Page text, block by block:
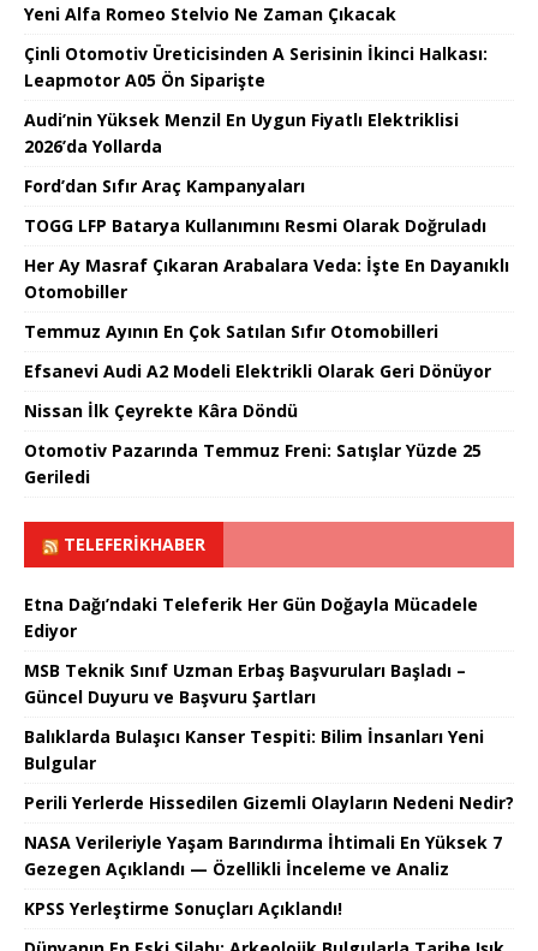
Yeni Alfa Romeo Stelvio Ne Zaman Çıkacak
Çinli Otomotiv Üreticisinden A Serisinin İkinci Halkası:
Leapmotor A05 Ön Siparişte
Audi’nin Yüksek Menzil En Uygun Fiyatlı Elektriklisi
2026’da Yollarda
Ford’dan Sıfır Araç Kampanyaları
TOGG LFP Batarya Kullanımını Resmi Olarak Doğruladı
Her Ay Masraf Çıkaran Arabalara Veda: İşte En Dayanıklı
Otomobiller
Temmuz Ayının En Çok Satılan Sıfır Otomobilleri
Efsanevi Audi A2 Modeli Elektrikli Olarak Geri Dönüyor
Nissan İlk Çeyrekte Kâra Döndü
Otomotiv Pazarında Temmuz Freni: Satışlar Yüzde 25
Geriledi
TELEFERIKHABER
Etna Dağı’ndaki Teleferik Her Gün Doğayla Mücadele
Ediyor
MSB Teknik Sınıf Uzman Erbaş Başvuruları Başladı –
Güncel Duyuru ve Başvuru Şartları
Balıklarda Bulaşıcı Kanser Tespiti: Bilim İnsanları Yeni
Bulgular
Perili Yerlerde Hissedilen Gizemli Olayların Nedeni Nedir?
NASA Verileriyle Yaşam Barındırma İhtimali En Yüksek 7
Gezegen Açıklandı — Özellikli İnceleme ve Analiz
KPSS Yerleştirme Sonuçları Açıklandı!